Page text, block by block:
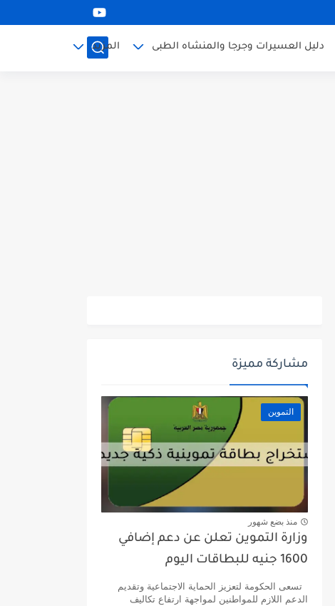
دليل العسيرات وجرجا والمنشاه الطبى المزيد
مشاركة مميزة
التموين
منذ بضع شهور
وزارة التموين تعلن عن دعم إضافي
1600 جنيه للبطاقات اليوم
تسعى الحكومة لتعزيز الحماية الاجتماعية وتقديم
الدعم اللازم للمواطنين لمواجهة ارتفاع تكاليف